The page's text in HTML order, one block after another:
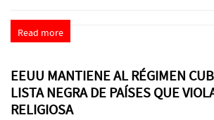
Read more
EEUU MANTIENE AL RÉGIMEN
LISTA NEGRA DE PAÍSES QUE
RELIGIOSA